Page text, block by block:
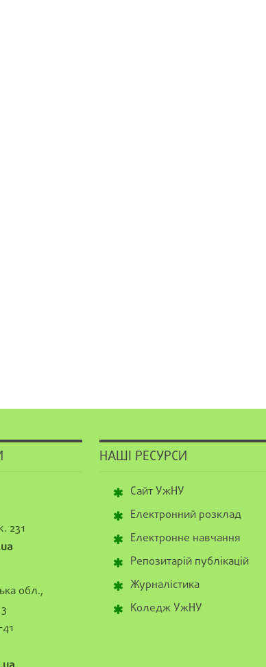
231
обл.,
НАШІ РЕСУРСИ
Сайт УжНУ
Електронний розклад
Електронне навчання
Репозитарій публікацій
Журналістика
Коледж УжНУ